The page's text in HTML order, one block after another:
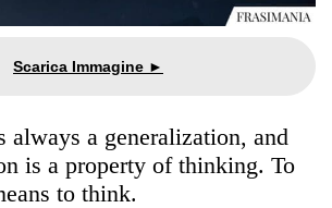
always a generalization, and
is a property of thinking. To
to think.